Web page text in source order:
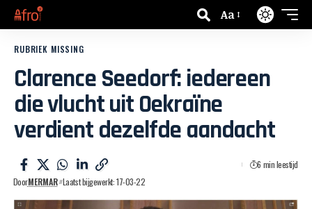
Aa
RUBRIEK MISSING
Clarence Seedorf: iedereen
die vlucht uit Oekraïne
verdient dezelfde aandacht
DoorMERMAR Laatst bijgewerkt: 17-03-22
6 min leestijd